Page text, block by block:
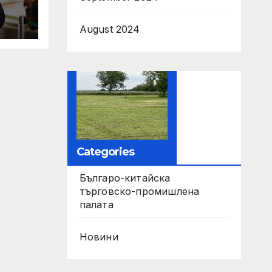
August 2024
Categories
Българо-китайска
търговско-промишлена
палата
Новини